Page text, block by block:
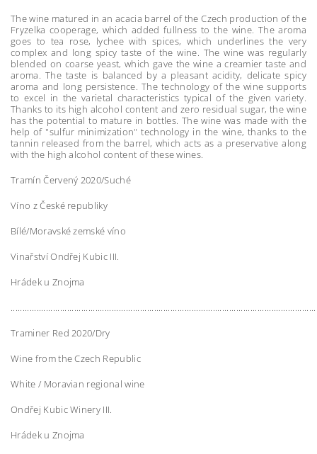
The wine matured in an acacia barrel of the Czech production of the
Fryzelka cooperage, which added fullness to the wine. The aroma
goes to tea rose, lychee with spices, which underlines the very
complex and long spicy taste of the wine. The wine was regularly
blended on coarse yeast, which gave the wine a creamier taste and
aroma. The taste is balanced by a pleasant acidity, delicate spicy
aroma and long persistence. The technology of the wine supports
to excel in the varietal characteristics typical of the given variety.
Thanks to its high alcohol content and zero residual sugar, the wine
has the potential to mature in bottles. The wine was made with the
help of "sulfur minimization" technology in the wine, thanks to the
tannin released from the barrel, which acts as a preservative along
with the high alcohol content of these wines.
Tramín Červený 2020/Suché
Víno z České republiky
Bílé/Moravské zemské víno
Vinařství Ondřej Kubic III.
Hrádek u Znojma
Traminer Red 2020/Dry
Wine from the Czech Republic
White / Moravian regional wine
Ondřej Kubic Winery III.
Hrádek u Znojma